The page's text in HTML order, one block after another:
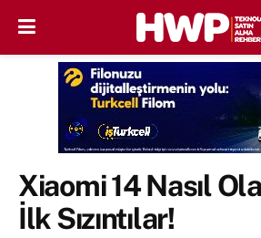
Xiaomi 14 Nasıl
İlk Sızıntılar!